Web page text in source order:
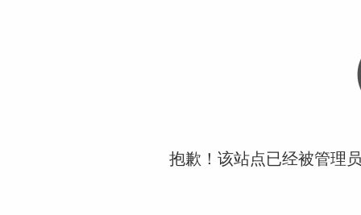
抱歉！该站点已经被管理